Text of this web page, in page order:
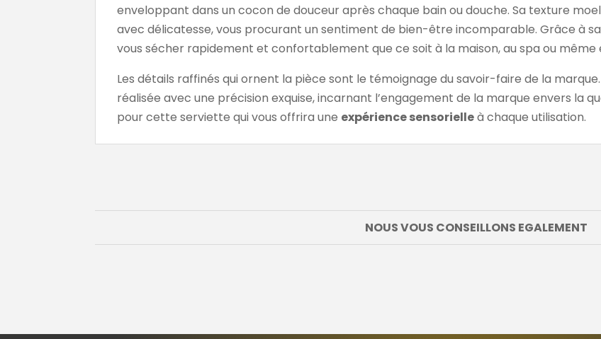
enveloppant dans un cocon de douceur après chaque bain ou douche. Sa texture
avec délicatesse, vous procurant un sentiment de bien-être incomparable. Grâce à
vous sécher rapidement et confortablement que ce soit à la maison, au spa ou même
Les détails raffinés qui ornent la pièce sont le témoignage du savoir-faire de la
réalisée avec une précision exquise, incarnant l’engagement de la marque envers la
pour cette serviette qui vous offrira une expérience sensorielleà chaque utilisation.
NOUS VOUS CONSEILLONS EGALEMENT